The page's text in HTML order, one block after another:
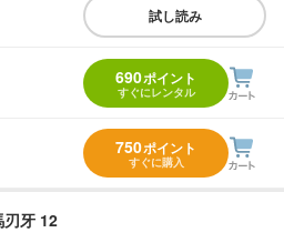
試し読み
690ポイント
すぐにレンタル
750ポイント
すぐに購入
刃牙 12